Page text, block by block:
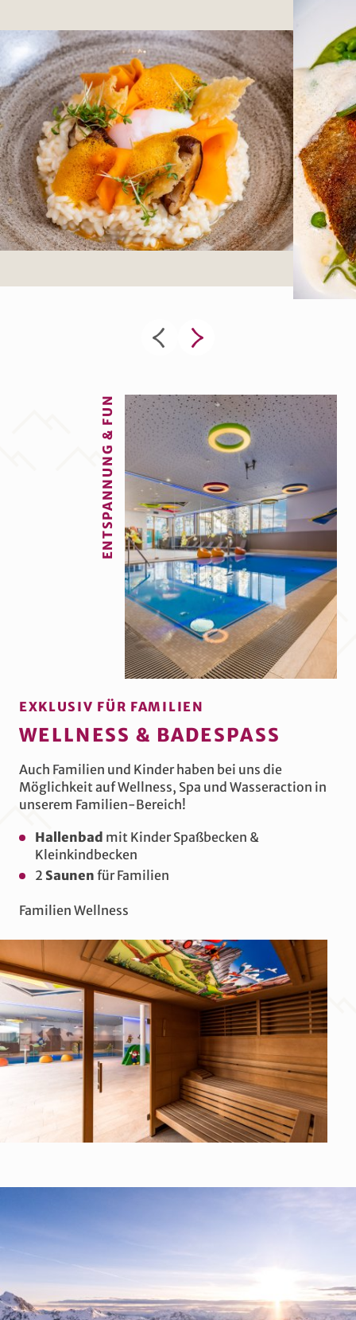
uvm.
*auch Kinderwagen tauglich
ENTSPANNUNG & FUN
EXKLUSIV FÜR FAMILIEN
WELLNESS & BADESPASS
Auch Familien und Kinder haben bei uns die
Möglichkeit auf Wellness, Spa und Wasseraction in
unserem Familien-Bereich!
Hallenbad mit Kinder Spaßbecken &
Kleinkindbecken
2 Saunen für Familien
Familien Wellness